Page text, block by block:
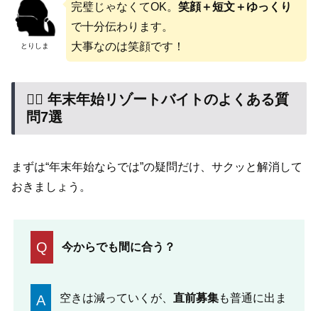
とりしま
完璧じゃなくてOK。 笑顔＋短文＋ゆっくり
で十分伝わります。
大事なのは笑顔です！
🙋‍♀️ 年末年始リゾートバイトのよくある質
問7選
まずは“年末年始ならでは”の疑問だけ、サクッと解消して
おきましょう。
Q 今からでも間に合う？
A 空きは減っていくが、 直前募集も普通に出ま